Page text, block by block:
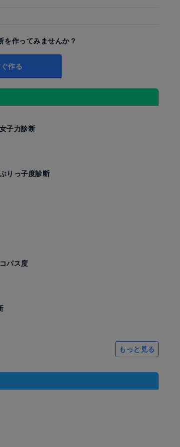
を作ってみませんか？
作る
子力診断
りっ子度診断
パス度
もっと見る